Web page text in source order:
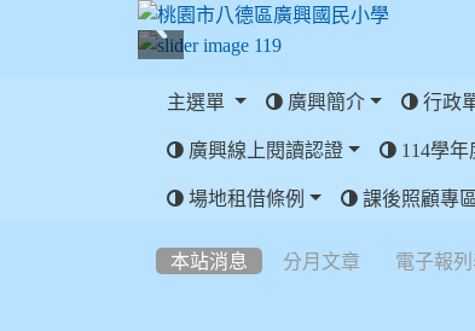
:::
主選單 廣興簡介 行政
廣興線上閱讀認證 114學年
場地租借條例 課後照顧專區
本站消息 分月文章 電子報列